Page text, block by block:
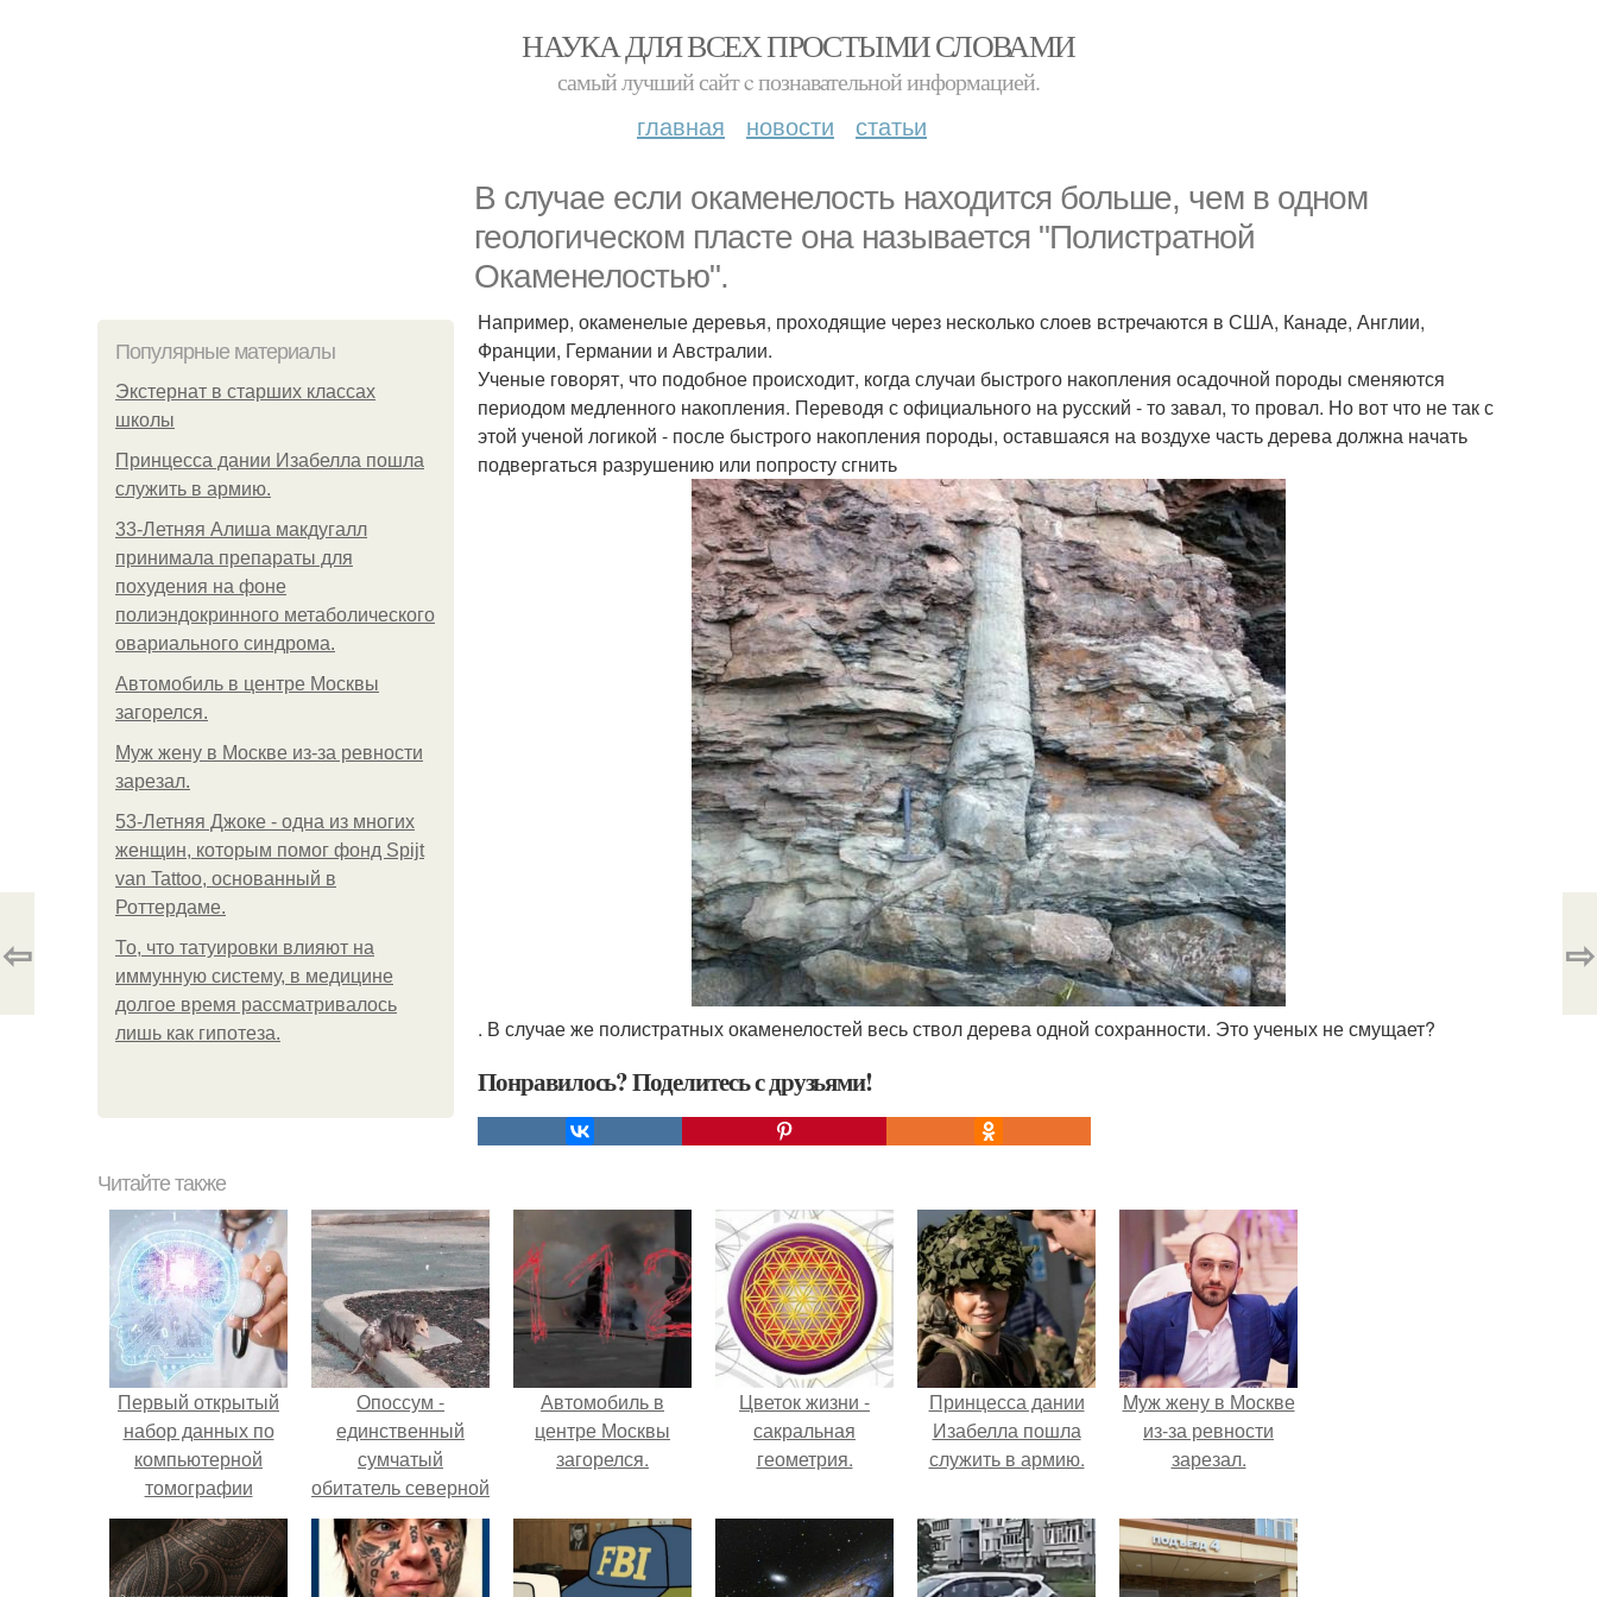
НАУКА ДЛЯ ВСЕХ ПРОСТЫМИ СЛОВАМИ
самый лучший сайт c познавательной информацией.
главная новости статьи
В случае если окаменелость находится больше, чем в одном
геологическом пласте она называется "Полистратной
Окаменелостью".
Популярные материалы
Экстернат в старших классах
школы
Принцесса дании Изабелла пошла
служить в армию.
33-Летняя Алиша макдугалл
принимала препараты для
похудения на фоне
полиэндокринного метаболического
овариального синдрома.
Автомобиль в центре Москвы
загорелся.
Mуж жену в Москве из-за ревности
зарезал.
53-Летняя Джоке - одна из многих
женщин, которым помог фонд Spijt
van Tattoo, основанный в
Роттердаме.
То, что татуировки влияют на
иммунную систему, в медицине
долгое время рассматривалось
лишь как гипотеза.
Например, окаменелые деревья, проходящие через несколько слоев встречаются в США, Канаде, Англии,
Франции, Германии и Австралии.
Ученые говорят, что подобное происходит, когда случаи быстрого накопления осадочной породы сменяются
периодом медленного накопления. Переводя с официального на русский - то завал, то провал. Но вот что не так с
этой ученой логикой - после быстрого накопления породы, оставшаяся на воздухе часть дерева должна начать
подвергаться разрушению или попросту сгнить
. В случае же полистратных окаменелостей весь ствол дерева одной сохранности. Это ученых не смущает?
Понравилось? Поделитесь с друзьями!
⇦ ⇨
Читайте также
Первый открытый
набор данных по
компьютерной
томографии
головного мозга
создали в Москве,
он включает в себя
Опоссум -
единственный
сумчатый
обитатель северной
америки.
Автомобиль в
центре Москвы
загорелся.
Цветок жизни -
сакральная
геометрия.
Принцесса дании
Изабелла пошла
служить в армию.
Mуж жену в Москве
из-за ревности
зарезал.